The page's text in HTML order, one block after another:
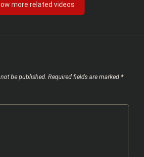
more related videos
be published. Required fields are marked *